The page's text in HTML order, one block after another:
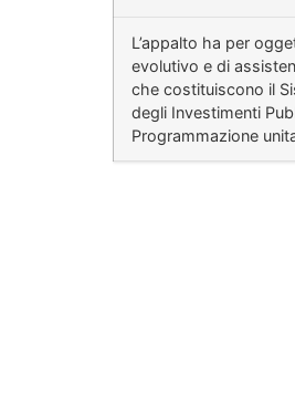
L’appalto ha per
evolutivo e di
che costituiscono il
degli Investimenti
Programmazione